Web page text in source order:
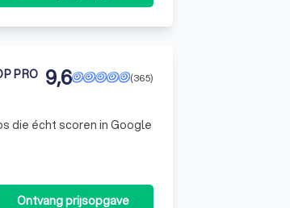
PRO (365)
9,6
die écht scoren in Google
Ontvang prijsopgave